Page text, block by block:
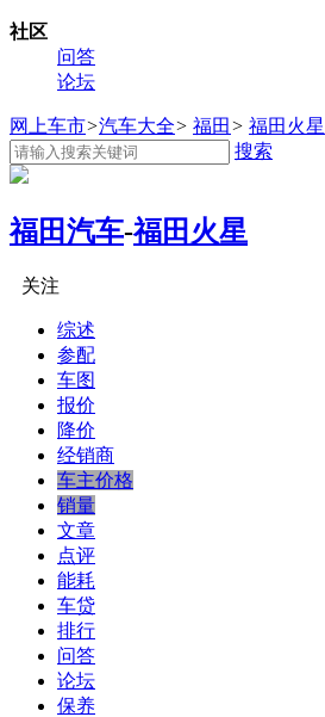
社区
问答
论坛
网上车市>汽车大全> 福田 > 福田火星
搜索
福田汽车-福田火星
关注
综述
参配
车图
报价
降价
经销商
车主价格
销量
文章
点评
能耗
车贷
排行
问答
论坛
保养